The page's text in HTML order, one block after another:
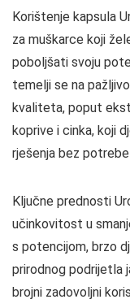
Korištenje kapsula
za muškarce koji
poboljšati svoju
temelji se na
kvaliteta, poput
koprive i cinka, koji
rješenja bez
Ključne prednosti
učinkovitost u
s potencijom, brzo
prirodnog podrijetla
brojni zadovoljni